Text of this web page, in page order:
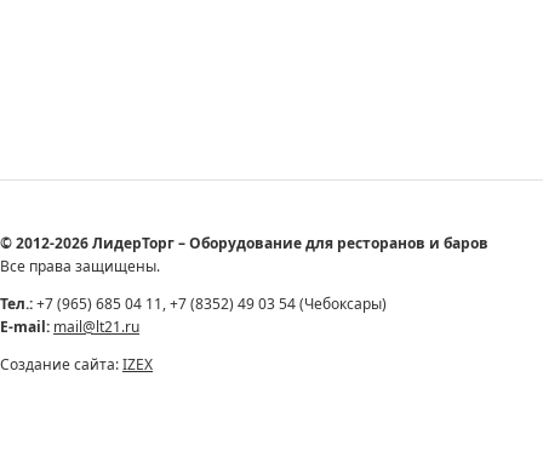
© 2012-2026 ЛидерТорг – Оборудование для ресторанов и баров
Все права защищены.
Тел.:+7 (965) 685 04 11, +7 (8352) 49 03 54 (Чебоксары)
E-mail: mail@lt21.ru
Создание сайта:IZEX